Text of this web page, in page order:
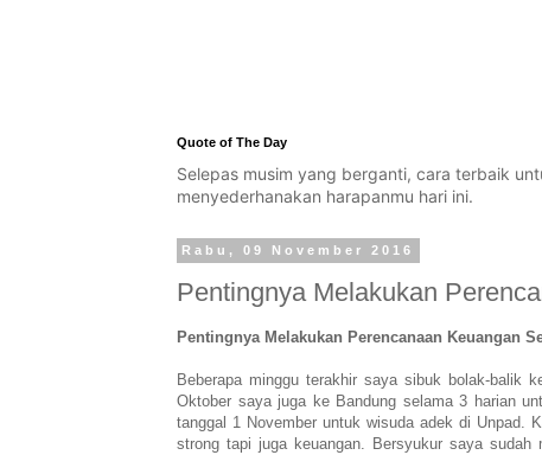
Quote of The Day
Selepas musim yang berganti, cara terbaik
menyederhanakan harapanmu hari ini.
Rabu, 09 November 2016
Pentingnya Melakukan
Pentingnya Melakukan Perencanaan Keuangan
Beberapa minggu terakhir saya sibuk bolak-balik
Oktober saya juga ke Bandung selama 3 harian
tanggal 1 November untuk wisuda adek di Unpad.
strong tapi juga keuangan. Bersyukur saya